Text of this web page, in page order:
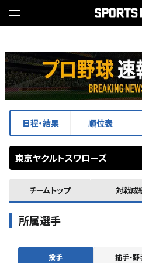
日程・結果 順位表
東京ヤクルトスワローズ
チームトップ 対戦成
所属選手
投手 捕手・野